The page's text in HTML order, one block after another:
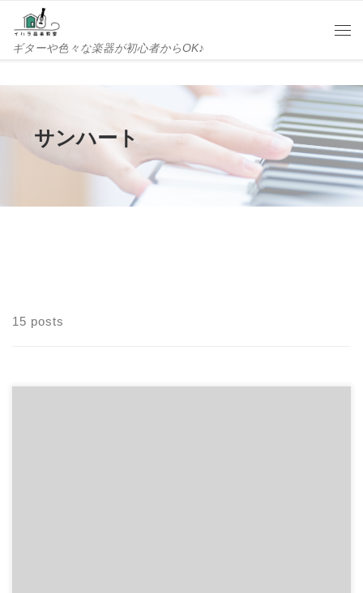
Skip to content
ギターや色々な楽器が初心者からOK♪
サンハート
15 posts